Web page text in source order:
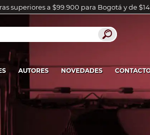
superiores a $99.900 para Bogotá y de
AUTORES NOVEDADES